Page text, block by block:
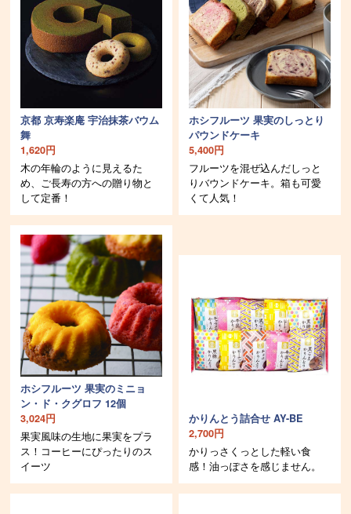
京都 京寿楽庵 宇治抹茶バウム
舞
1,620円
木の年輪のように見えるた
め、ご長寿の方への贈り物と
して定番！
ホシフルーツ 果実のしっとり
パウンドケーキ
5,400円
フルーツを混ぜ込んだしっと
りバウンドケーキ。箱も可愛
くて人気！
ホシフルーツ 果実のミニョ
ン・ド・クグロフ 12個
3,024円
果実風味の生地に果実をプラ
ス！コーヒーにぴったりのス
イーツ
かりんとう詰合せ AY-BE
2,700円
かりっさくっとした軽い食
感！油っぽさを感じません。